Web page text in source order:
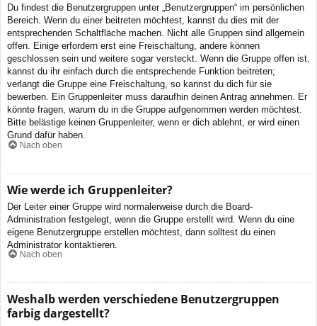
Du findest die Benutzergruppen unter „Benutzergruppen“ im persönlichen
Bereich. Wenn du einer beitreten möchtest, kannst du dies mit der
entsprechenden Schaltfläche machen. Nicht alle Gruppen sind allgemein
offen. Einige erfordern erst eine Freischaltung, andere können
geschlossen sein und weitere sogar versteckt. Wenn die Gruppe offen ist,
kannst du ihr einfach durch die entsprechende Funktion beitreten;
verlangt die Gruppe eine Freischaltung, so kannst du dich für sie
bewerben. Ein Gruppenleiter muss daraufhin deinen Antrag annehmen. Er
könnte fragen, warum du in die Gruppe aufgenommen werden möchtest.
Bitte belästige keinen Gruppenleiter, wenn er dich ablehnt, er wird einen
Grund dafür haben.
Nach oben
Wie werde ich Gruppenleiter?
Der Leiter einer Gruppe wird normalerweise durch die Board-
Administration festgelegt, wenn die Gruppe erstellt wird. Wenn du eine
eigene Benutzergruppe erstellen möchtest, dann solltest du einen
Administrator kontaktieren.
Nach oben
Weshalb werden verschiedene Benutzergruppen
farbig dargestellt?